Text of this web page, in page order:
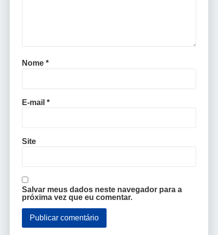
Nome *
E-mail *
Site
Salvar meus dados neste navegador para a
próxima vez que eu comentar.